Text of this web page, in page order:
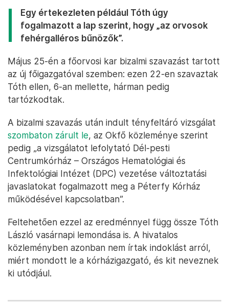
Egy értekezleten például Tóth úgy
fogalmazott a lap szerint, hogy „az orvosok
fehérgalléros bűnözők”.
Május 25-én a főorvosi kar bizalmi szavazást tartott
az új főigazgatóval szemben: ezen 22-en szavaztak
Tóth ellen, 6-an mellette, hárman pedig
tartózkodtak.
A bizalmi szavazás után indult tényfeltáró vizsgálat
szombaton zárult le, az Okfő közleménye szerint
pedig „a vizsgálatot lefolytató Dél-pesti
Centrumkórház – Országos Hematológiai és
Infektológiai Intézet (DPC) vezetése változtatási
javaslatokat fogalmazott meg a Péterfy Kórház
működésével kapcsolatban”.
Feltehetően ezzel az eredménnyel függ össze Tóth
László vasárnapi lemondása is. A hivatalos
közleményben azonban nem írtak indoklást arról,
miért mondott le a kórházigazgató, és kit neveznek
ki utódjául.